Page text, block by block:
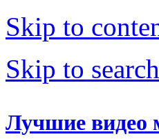
Skip to
Skip to
Лучшие видео